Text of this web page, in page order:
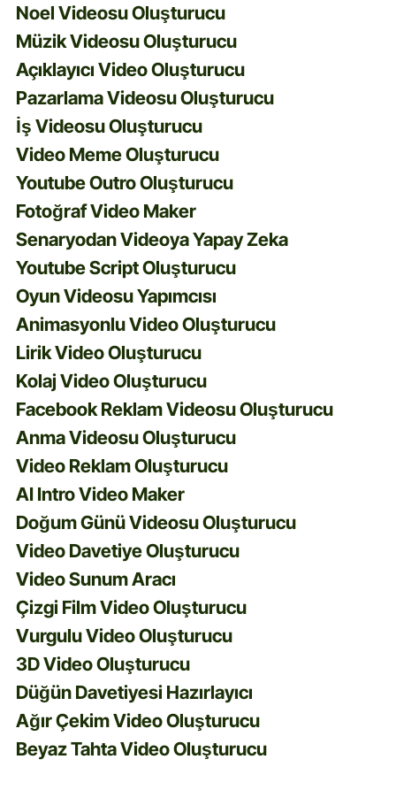
Noel Videosu Oluşturucu
Müzik Videosu Oluşturucu
Açıklayıcı Video Oluşturucu
Pazarlama Videosu Oluşturucu
İş Videosu Oluşturucu
Video Meme Oluşturucu
Youtube Outro Oluşturucu
Fotoğraf Video Maker
Senaryodan Videoya Yapay Zeka
Youtube Script Oluşturucu
Oyun Videosu Yapımcısı
Animasyonlu Video Oluşturucu
Lirik Video Oluşturucu
Kolaj Video Oluşturucu
Facebook Reklam Videosu Oluşturucu
Anma Videosu Oluşturucu
Video Reklam Oluşturucu
AI Intro Video Maker
Doğum Günü Videosu Oluşturucu
Video Davetiye Oluşturucu
Video Sunum Aracı
Çizgi Film Video Oluşturucu
Vurgulu Video Oluşturucu
3D Video Oluşturucu
Düğün Davetiyesi Hazırlayıcı
Ağır Çekim Video Oluşturucu
Beyaz Tahta Video Oluşturucu